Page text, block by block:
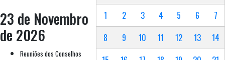
1
2 3 4 5 6
7
8
9 10 11 12 13
14
23 de Novembro
de 2026
Reuniões dos Conselhos